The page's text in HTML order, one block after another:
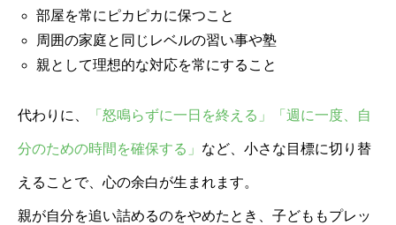
部屋を常にピカピカに保つこと
周囲の家庭と同じレベルの習い事や塾
親として理想的な対応を常にすること
代わりに、 「怒鳴らずに一日を終える」「週に一度、自
分のための時間を確保する」 など、小さな目標に切り替
えることで、心の余白が生まれます。
親が自分を追い詰めるのをやめたとき、子どももプレッ